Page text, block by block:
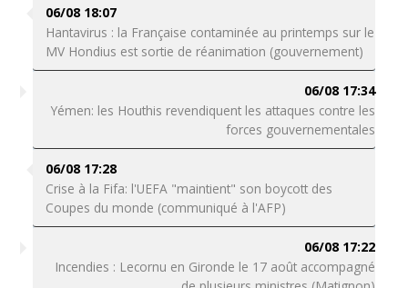
06/08 18:07
Hantavirus : la Française contaminée au printemps sur le
MV Hondius est sortie de réanimation (gouvernement)
06/08 17:34
Yémen: les Houthis revendiquent les attaques contre les
forces gouvernementales
06/08 17:28
Crise à la Fifa: l'UEFA "maintient" son boycott des
Coupes du monde (communiqué à l'AFP)
06/08 17:22
Incendies : Lecornu en Gironde le 17 août accompagné